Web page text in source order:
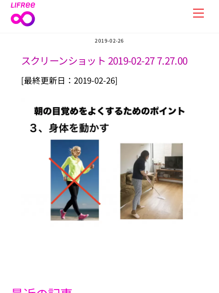
Skip
2019-02-26
スクリーンショット 2019-02-27 7.27.00
[最終更新日：2019-02-26]